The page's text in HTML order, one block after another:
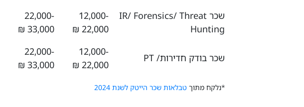
שכר IR/ Forensics/ Threat
Hunting
12,000-
22,000 ₪
22,000-
33,000 ₪
שכר בודק חדירות/ PT
12,000-
22,000 ₪
22,000-
33,000 ₪
*נלקח מתוךטבלאות שכר הייטק לשנת 2024